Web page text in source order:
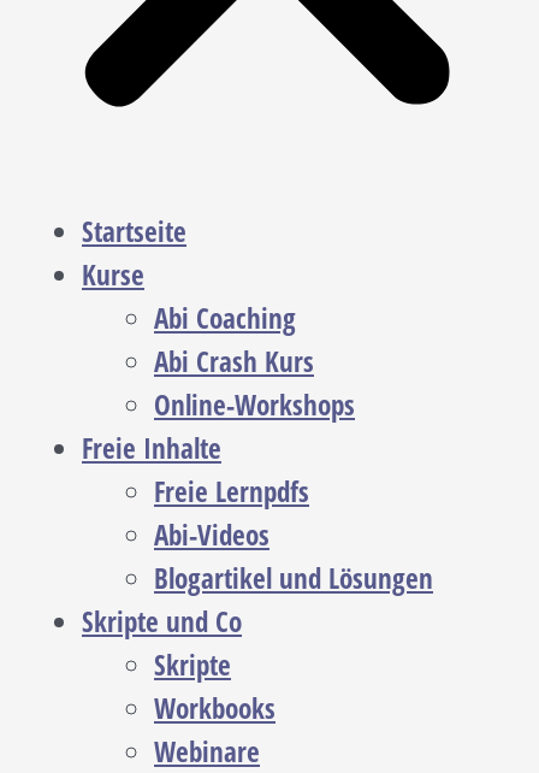
Startseite
Kurse
Abi Coaching
Abi Crash Kurs
Online-Workshops
Freie Inhalte
Freie Lernpdfs
Abi-Videos
Blogartikel und Lösungen
Skripte und Co
Skripte
Workbooks
Webinare